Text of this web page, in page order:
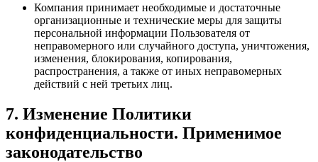
Компания принимает необходимые и достаточные
организационные и технические меры для защиты
персональной информации Пользователя от
неправомерного или случайного доступа, уничтожения,
изменения, блокирования, копирования,
распространения, а также от иных неправомерных
действий с ней третьих лиц.
7. Изменение Политики
конфиденциальности. Применимое
законодательство